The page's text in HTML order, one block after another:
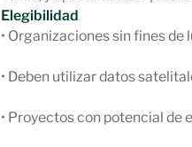
Elegibilidad
• Organizaciones sin fines
• Deben utilizar datos
• Proyectos con potencial de